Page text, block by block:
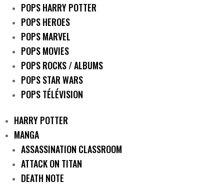
POPS HARRY POTTER
POPS HEROES
POPS MARVEL
POPS MOVIES
POPS ROCKS / ALBUMS
POPS STAR WARS
POPS TÉLÉVISION
HARRY POTTER
MANGA
ASSASSINATION CLASSROOM
ATTACK ON TITAN
DEATH NOTE